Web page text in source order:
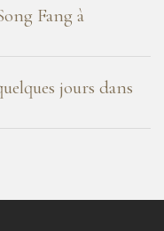
Fang à
jours dans